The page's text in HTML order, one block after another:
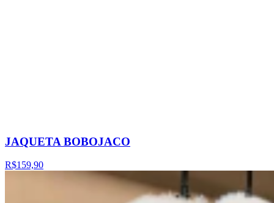
JAQUETA BOBOJACO
R$159,90